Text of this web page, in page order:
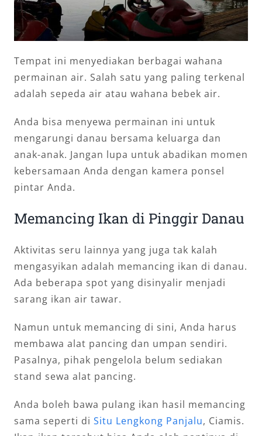
Tempat ini menyediakan berbagai wahana
permainan air. Salah satu yang paling terkenal
adalah sepeda air atau wahana bebek air.
Anda bisa menyewa permainan ini untuk
mengarungi danau bersama keluarga dan
anak-anak. Jangan lupa untuk abadikan momen
kebersamaan Anda dengan kamera ponsel
pintar Anda.
Memancing Ikan di Pinggir Danau
Aktivitas seru lainnya yang juga tak kalah
mengasyikan adalah memancing ikan di danau.
Ada beberapa spot yang disinyalir menjadi
sarang ikan air tawar.
Namun untuk memancing di sini, Anda harus
membawa alat pancing dan umpan sendiri.
Pasalnya, pihak pengelola belum sediakan
stand sewa alat pancing.
Anda boleh bawa pulang ikan hasil memancing
sama seperti di Situ Lengkong Panjalu, Ciamis.